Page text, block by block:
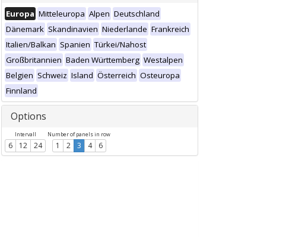
Europa Mitteleuropa Alpen Deutschland
Dänemark Skandinavien Niederlande Frankreich
Italien/Balkan Spanien Türkei/Nahost
Großbritannien Baden Württemberg Westalpen
Belgien Schweiz Island Österreich Osteuropa
Finnland
Options
Intervall
6 12 24
Number of panels in row
1 2 3 4 6